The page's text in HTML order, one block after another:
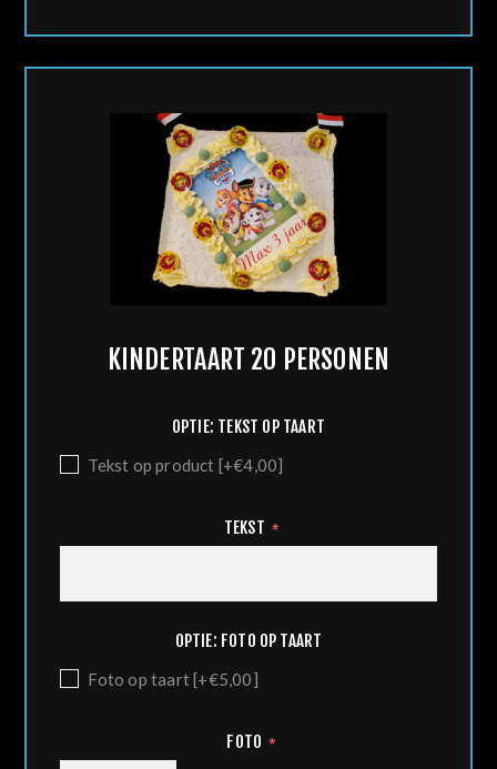
KINDERTAART 20 PERSONEN
OPTIE: TEKST OP TAART
Tekst op product [+€4,00]
TEKST *
OPTIE: FOTO OP TAART
Foto op taart [+€5,00]
FOTO *